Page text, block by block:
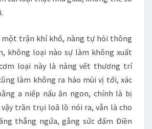
một trận khí khổ, nàng tự hỏi thông
không loại nào sự làm không xuất
loại này là nàng vết thương trí
làm không ra hảo mùi vị tới, xác
a niếp nấu ăn ngon, chính là bị
trần trụi loã lồ nói ra, vẫn là cho
thẳng ngứa, gắng sức đấm Điền